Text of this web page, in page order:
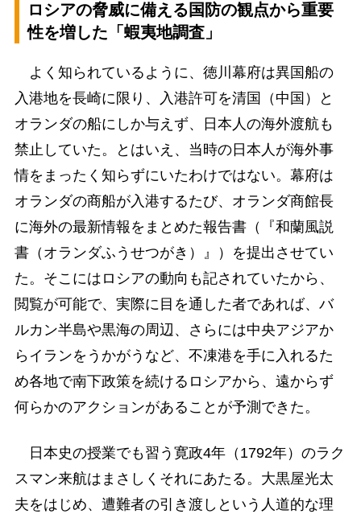
ロシアの脅威に備える国防の観点から重要
性を増した「蝦夷地調査」
よく知られているように、徳川幕府は異国船の
入港地を長崎に限り、入港許可を清国（中国）と
オランダの船にしか与えず、日本人の海外渡航も
禁止していた。とはいえ、当時の日本人が海外事
情をまったく知らずにいたわけではない。幕府は
オランダの商船が入港するたび、オランダ商館長
に海外の最新情報をまとめた報告書（『和蘭風説
書（オランダふうせつがき）』）を提出させてい
た。そこにはロシアの動向も記されていたから、
閲覧が可能で、実際に目を通した者であれば、バ
ルカン半島や黒海の周辺、さらには中央アジアか
らイランをうかがうなど、不凍港を手に入れるた
め各地で南下政策を続けるロシアから、遠からず
何らかのアクションがあることが予測できた。
日本史の授業でも習う寛政4年（1792年）のラク
スマン来航はまさしくそれにあたる。大黒屋光太
夫をはじめ、遭難者の引き渡しという人道的な理